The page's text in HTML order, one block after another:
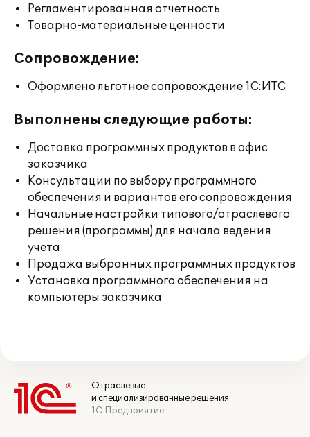
Регламентированная отчетность
Товарно-материальные ценности
Сопровождение:
Оформлено льготное сопровождение 1С:ИТС
Выполнены следующие работы:
Доставка программных продуктов в офис
заказчика
Консультации по выбору программного
обеспечения и вариантов его сопровождения
Начальные настройки типового/отраслевого
решения (программы) для начала ведения
учета
Продажа выбранных программных продуктов
Установка программного обеспечения на
компьютеры заказчика
Отраслевые
и специализированные решения
1С:Предприятие